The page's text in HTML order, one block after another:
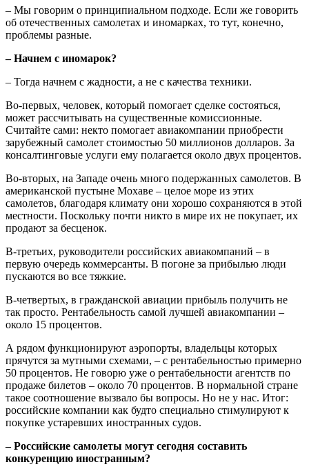
– Мы говорим о принципиальном подходе. Если же говорить
об отечественных самолетах и иномарках, то тут, конечно,
проблемы разные.
– Начнем с иномарок?
– Тогда начнем с жадности, а не с качества техники.
Во-первых, человек, который помогает сделке состояться,
может рассчитывать на существенные комиссионные.
Считайте сами: некто помогает авиакомпании приобрести
зарубежный самолет стоимостью 50 миллионов долларов. За
консалтинговые услуги ему полагается около двух процентов.
Во-вторых, на Западе очень много подержанных самолетов. В
американской пустыне Мохаве – целое море из этих
самолетов, благодаря климату они хорошо сохраняются в этой
местности. Поскольку почти никто в мире их не покупает, их
продают за бесценок.
В-третьих, руководители российских авиакомпаний – в
первую очередь коммерсанты. В погоне за прибылью люди
пускаются во все тяжкие.
В-четвертых, в гражданской авиации прибыль получить не
так просто. Рентабельность самой лучшей авиакомпании –
около 15 процентов.
А рядом функционируют аэропорты, владельцы которых
прячутся за мутными схемами, – с рентабельностью примерно
50 процентов. Не говорю уже о рентабельности агентств по
продаже билетов – около 70 процентов. В нормальной стране
такое соотношение вызвало бы вопросы. Но не у нас. Итог:
российские компании как будто специально стимулируют к
покупке устаревших иностранных судов.
– Российские самолеты могут сегодня составить
конкуренцию иностранным?